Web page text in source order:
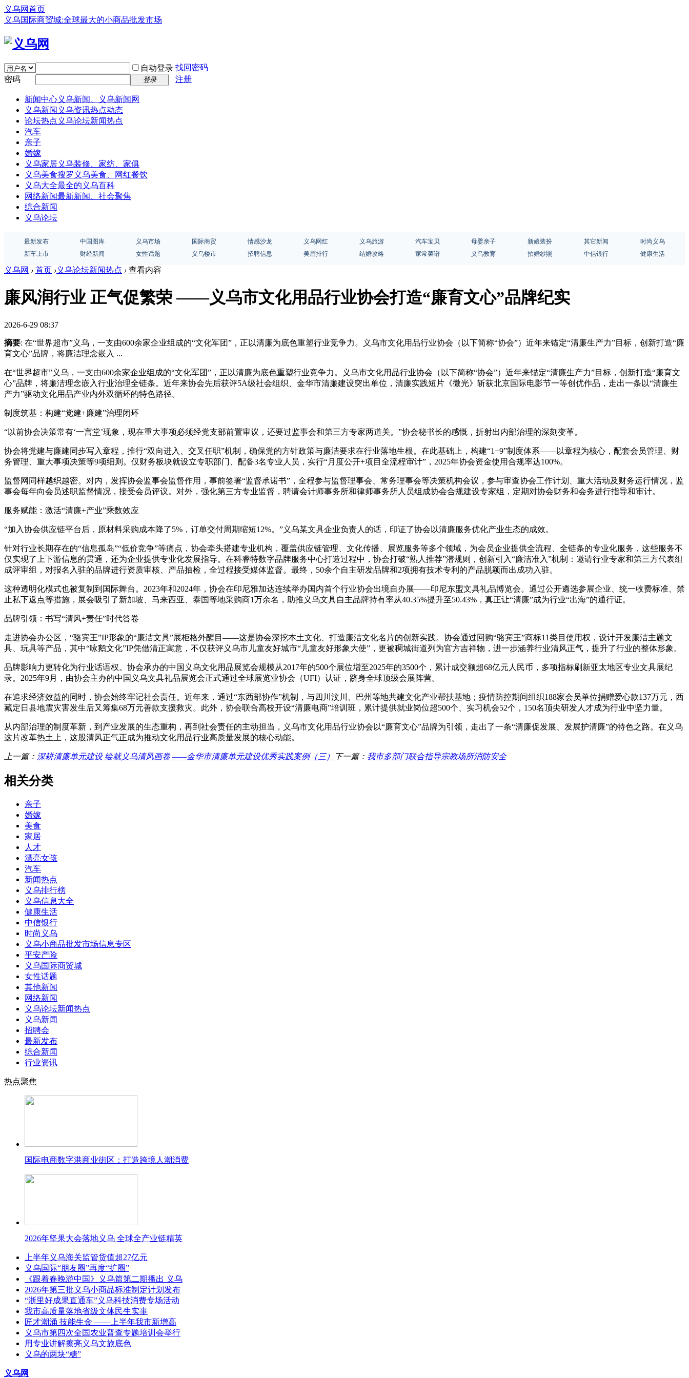
义乌网首页
义乌国际商贸城:全球最大的小商品批发市场
自动登录 找回密码
密码
登录 注册
新闻中心义乌新闻、义乌新闻网
义乌新闻 义乌资讯热点动态
论坛热点 义乌论坛新闻热点
汽车
亲子
婚嫁
义乌家居义乌装修、家纺、家俱
义乌美食搜罗义乌美食、网红餐饮
义乌大全最全的义乌百科
网络新闻最新新闻、社会聚焦
综合新闻
义乌论坛
最新发布 中国图库 义乌市场 国际商贸 情感沙龙 义乌网红 义乌旅游 汽车宝贝 母婴亲子 新娘装扮 其它新闻
时尚义乌
新车上市
财经新闻 女性话题 义乌楼市 招聘信息 美眉排行 结婚攻略 家常菜谱 义乌教育 拍婚纱照 中信银行 健康生活
义乌网 › 首页 ›义乌论坛新闻热点 › 查看内容
廉风润行业 正气促繁荣 ——义乌市文化用品行业协会打造“廉育文心”品牌纪实
2026-6-29 08:37
摘要: 在“世界超市”义乌，一支由600余家企业组成的“文化军团”，正以清廉为底色重塑行业竞争力。义乌市文化用品行业协会（以下简称“协会”）近年来锚定“清廉生产力”目标，创新打造“廉
育文心”品牌，将廉洁理念嵌入 ...
在“世界超市”义乌，一支由600余家企业组成的“文化军团”，正以清廉为底色重塑行业竞争力。义乌市文化用品行业协会（以下简称“协会”）近年来锚定“清廉生产力”目标，创新打造“廉育文
心”品牌，将廉洁理念嵌入行业治理全链条。近年来协会先后获评5A级社会组织、金华市清廉建设突出单位，清廉实践短片《微光》斩获北京国际电影节一等创优作品，走出一条以“清廉生
产力”驱动文化用品产业内外双循环的特色路径。
制度筑基：构建“党建+廉建”治理闭环
“以前协会决策常有‘一言堂’现象，现在重大事项必须经党支部前置审议，还要过监事会和第三方专家两道关。”协会秘书长的感慨，折射出内部治理的深刻变革。
协会将党建与廉建同步写入章程，推行“双向进入、交叉任职”机制，确保党的方针政策与廉洁要求在行业落地生根。在此基础上，构建“1+9”制度体系——以章程为核心，配套会员管理、财
务管理、重大事项决策等9项细则。仅财务板块就设立专职部门、配备3名专业人员，实行“月度公开+项目全流程审计”，2025年协会资金使用合规率达100%。
监督网同样越织越密。对内，发挥协会监事会监督作用，事前签署“监督承诺书”，全程参与监督理事会、常务理事会等决策机构会议，参与审查协会工作计划、重大活动及财务运行情况，监
事会每年向会员述职监督情况，接受会员评议。对外，强化第三方专业监督，聘请会计师事务所和律师事务所人员组成协会合规建设专家组，定期对协会财务和会务进行指导和审计。
服务赋能：激活“清廉+产业”乘数效应
“加入协会供应链平台后，原材料采购成本降了5%，订单交付周期缩短12%。”义乌某文具企业负责人的话，印证了协会以清廉服务优化产业生态的成效。
针对行业长期存在的“信息孤岛”“低价竞争”等痛点，协会牵头搭建专业机构，覆盖供应链管理、文化传播、展览服务等多个领域，为会员企业提供全流程、全链条的专业化服务，这些服务不
仅实现了上下游信息的贯通，还为企业提供专业化发展指导。在科睿特数字品牌服务中心打造过程中，协会打破“熟人推荐”潜规则，创新引入“廉洁准入”机制：邀请行业专家和第三方代表组
成评审组，对报名入驻的品牌进行资质审核、产品抽检，全过程接受媒体监督。最终，50余个自主研发品牌和2项拥有技术专利的产品脱颖而出成功入驻。
这种透明化模式也被复制到国际舞台。2023年和2024年，协会在印尼雅加达连续举办国内首个行业协会出境自办展——印尼东盟文具礼品博览会。通过公开遴选参展企业、统一收费标准、禁
止私下返点等措施，展会吸引了新加坡、马来西亚、泰国等地采购商1万余名，助推义乌文具自主品牌持有率从40.35%提升至50.43%，真正让“清廉”成为行业“出海”的通行证。
品牌引领：书写“清风+责任”时代答卷
走进协会办公区，“骆宾王”IP形象的“廉洁文具”展柜格外醒目——这是协会深挖本土文化、打造廉洁文化名片的创新实践。协会通过回购“骆宾王”商标11类目使用权，设计开发廉洁主题文
具、玩具等产品，其中“咏鹅文化”IP凭借清正寓意，不仅获评义乌市儿童友好城市“儿童友好形象大使”，更被稠城街道列为官方吉祥物，进一步涵养行业清风正气，提升了行业的整体形象。
品牌影响力更转化为行业话语权。协会承办的中国义乌文化用品展览会规模从2017年的500个展位增至2025年的3500个，累计成交额超68亿元人民币，多项指标刷新亚太地区专业文具展纪
录。2025年9月，由协会主办的中国义乌文具礼品展览会正式通过全球展览业协会（UFI）认证，跻身全球顶级会展阵营。
在追求经济效益的同时，协会始终牢记社会责任。近年来，通过“东西部协作”机制，与四川汶川、巴州等地共建文化产业帮扶基地；疫情防控期间组织188家会员单位捐赠爱心款137万元，西
藏定日县地震灾害发生后又筹集68万元善款支援救灾。此外，协会联合高校开设“清廉电商”培训班，累计提供就业岗位超500个、实习机会52个，150名顶尖研发人才成为行业中坚力量。
从内部治理的制度革新，到产业发展的生态重构，再到社会责任的主动担当，义乌市文化用品行业协会以“廉育文心”品牌为引领，走出了一条“清廉促发展、发展护清廉”的特色之路。在义乌
这片改革热土上，这股清风正气正成为推动文化用品行业高质量发展的核心动能。
上一篇： 深耕清廉单元建设 绘就义乌清风画卷 ——金华市清廉单元建设优秀实践案例（三） 下一篇： 我市多部门联合指导宗教场所消防安全
相关分类
亲子
婚嫁
美食
家居
人才
漂亮女孩
汽车
新闻热点
义乌排行榜
义乌信息大全
健康生活
中信银行
时尚义乌
义乌小商品批发市场信息专区
平安产险
义乌国际商贸城
女性话题
其他新闻
网络新闻
义乌论坛新闻热点
义乌新闻
招聘会
最新发布
综合新闻
行业资讯
热点聚焦
国际电商数字港商业街区：打造跨境人潮消费
2026年坚果大会落地义乌 全球全产业链精英
上半年义乌海关监管货值超27亿元
义乌国际“朋友圈”再度“扩圈”
《跟着春晚游中国》义乌篇第二期播出 义乌
2026年第三批义乌小商品标准制定计划发布
“浙里好成果直通车”义乌科技消费专场活动
我市高质量落地省级文体民生实事
匠才潮涌 技能生金 ——上半年我市新增高
义乌市第四次全国农业普查专题培训会举行
用专业讲解擦亮义乌文旅底色
义乌的两块“糖”
义乌网